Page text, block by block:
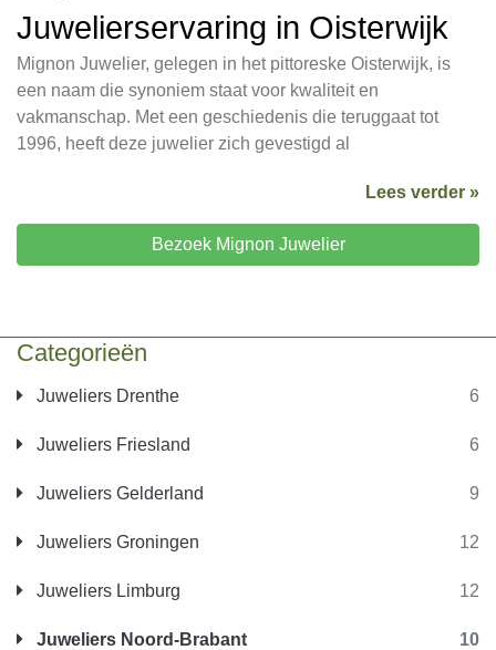
Categorieën
Juweliers Drenthe 6
Juweliers Friesland 6
Juweliers Gelderland 9
Juweliers Groningen 12
Juweliers Limburg 12
Juweliers Noord-Brabant 10
Juwelierservaring in Oisterwijk
Mignon Juwelier, gelegen in het pittoreske Oisterwijk, is
een naam die synoniem staat voor kwaliteit en
vakmanschap. Met een geschiedenis die teruggaat tot
1996, heeft deze juwelier zich gevestigd al
Lees verder »
Bezoek Mignon Juwelier